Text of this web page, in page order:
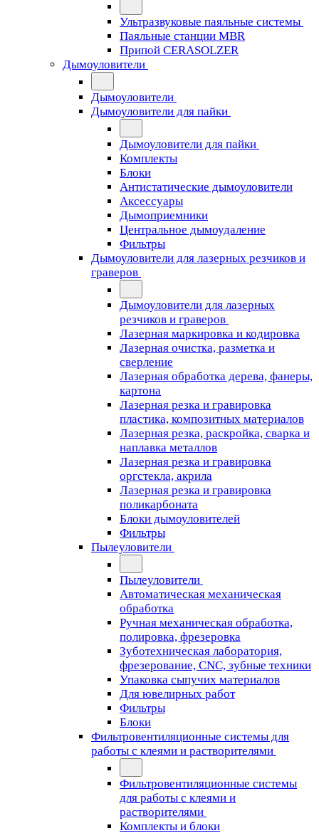
Ультразвуковые паяльные системы
Паяльные станции MBR
Припой CERASOLZER
Дымоуловители
Дымоуловители
Дымоуловители для пайки
Дымоуловители для пайки
Комплекты
Блоки
Антистатические дымоуловители
Аксессуары
Дымоприемники
Центральное дымоудаление
Фильтры
Дымоуловители для лазерных резчиков и
граверов
Дымоуловители для лазерных
резчиков и граверов
Лазерная маркировка и кодировка
Лазерная очистка, разметка и
сверление
Лазерная обработка дерева, фанеры,
картона
Лазерная резка и гравировка
пластика, композитных материалов
Лазерная резка, раскройка, сварка и
наплавка металлов
Лазерная резка и гравировка
оргстекла, акрила
Лазерная резка и гравировка
поликарбоната
Блоки дымоуловителей
Фильтры
Пылеуловители
Пылеуловители
Автоматическая механическая
обработка
Ручная механическая обработка,
полировка, фрезеровка
Зуботехническая лаборатория,
фрезерование, CNC, зубные техники
Упаковка сыпучих материалов
Для ювелирных работ
Фильтры
Блоки
Фильтровентиляционные системы для
работы с клеями и растворителями
Фильтровентиляционные системы
для работы с клеями и
растворителями
Комплекты и блоки